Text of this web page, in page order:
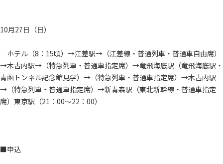
10月27日（日）
ホテル（8：15頃）→江差駅→（江差線・普通列車・普通車自由席）
→木古内駅→（特急列車・普通車指定席）→竜飛海底駅（竜飛海底駅・
青函トンネル記念館見学）→（特急列車・普通車指定席）→木古内駅
→（特急列車・普通車指定席）→新青森駅（東北新幹線・普通車指定
席）東京駅（21：00～22：00）
■申込